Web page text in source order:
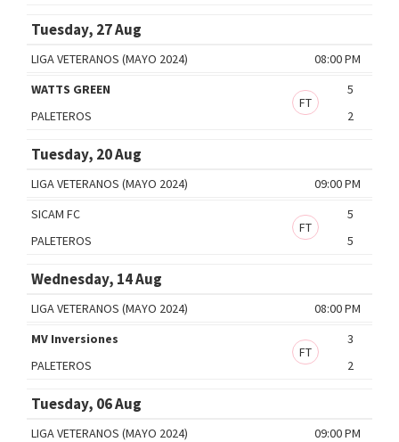
Tuesday, 27 Aug
08:00 PM
LIGA VETERANOS (MAYO 2024)
WATTS GREEN
5
FT
PALETEROS
2
Tuesday, 20 Aug
09:00 PM
LIGA VETERANOS (MAYO 2024)
SICAM FC
5
FT
PALETEROS
5
Wednesday, 14 Aug
08:00 PM
LIGA VETERANOS (MAYO 2024)
MV Inversiones
3
FT
PALETEROS
2
Tuesday, 06 Aug
09:00 PM
LIGA VETERANOS (MAYO 2024)